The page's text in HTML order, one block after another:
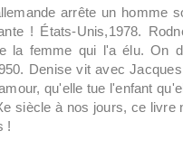
arrête un homme
! États-Unis,1978.
la femme qui l'a élu. On
Denise vit avec
qu'elle tue l'enfant
siècle à nos jours, ce
!